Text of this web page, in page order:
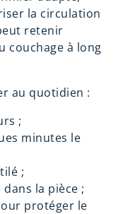
la circulation
retenir
couchage à long
au quotidien :
;
minutes le
;
la pièce ;
protéger le